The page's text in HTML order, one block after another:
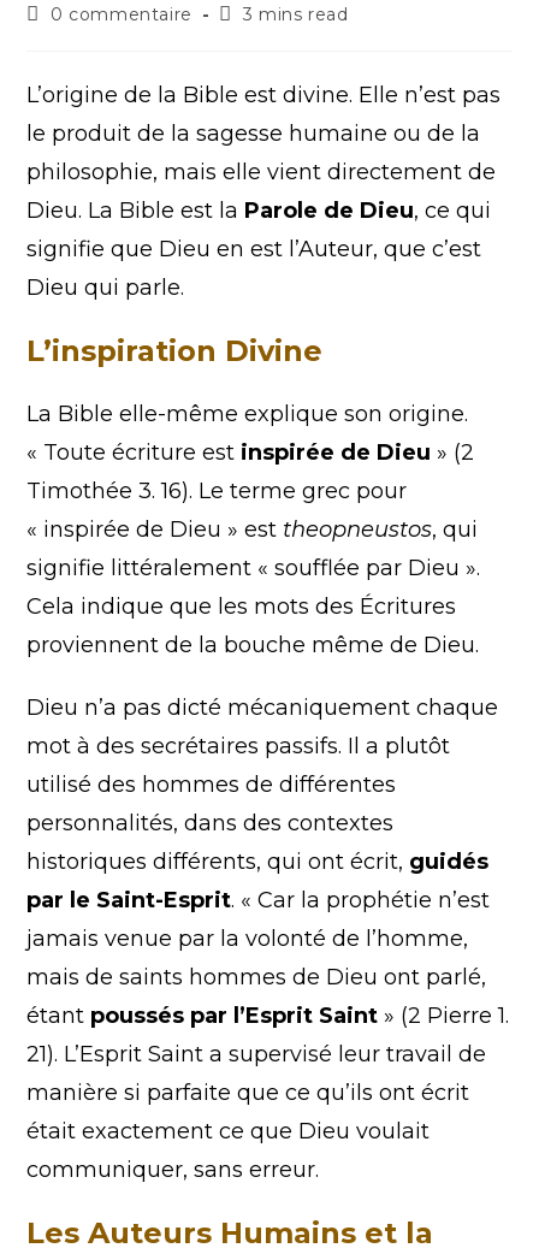
0 commentaire
3 mins read
L’origine de la Bible est divine. Elle n’est pas
le produit de la sagesse humaine ou de la
philosophie, mais elle vient directement de
Dieu. La Bible est la Parole de Dieu, ce qui
signifie que Dieu en est l’Auteur, que c’est
Dieu qui parle.
L’inspiration Divine
La Bible elle-même explique son origine.
« Toute écriture est inspirée de Dieu » (2
Timothée 3. 16). Le terme grec pour
« inspirée de Dieu » est theopneustos, qui
signifie littéralement « soufflée par Dieu ».
Cela indique que les mots des Écritures
proviennent de la bouche même de Dieu.
Dieu n’a pas dicté mécaniquement chaque
mot à des secrétaires passifs. Il a plutôt
utilisé des hommes de différentes
personnalités, dans des contextes
historiques différents, qui ont écrit, guidés
par le Saint-Esprit. « Car la prophétie n’est
jamais venue par la volonté de l’homme,
mais de saints hommes de Dieu ont parlé,
étant poussés par l’Esprit Saint » (2 Pierre 1.
21). L’Esprit Saint a supervisé leur travail de
manière si parfaite que ce qu’ils ont écrit
était exactement ce que Dieu voulait
communiquer, sans erreur.
Les Auteurs Humains et la